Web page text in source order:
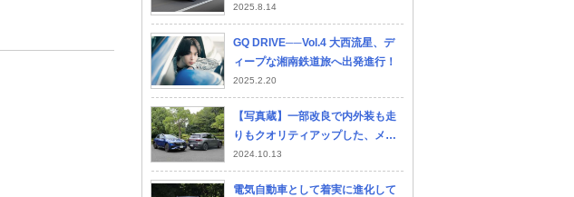
刷新 ボディはやや大型化？
2025.8.14
GQ DRIVE──Vol.4 大西流星、デ
ィープな湘南鉄道旅へ出発進行！
2025.2.20
【写真蔵】一部改良で内外装も走
りもクオリティアップした、メル
セデス・ベンツ EQA & EQB
2024.10.13
電気自動車として着実に進化して